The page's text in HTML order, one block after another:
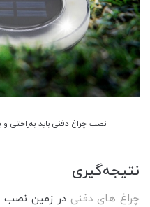
نصب چراغ‌ دفنی باید به‌راحتی
نتیجه‌گیری
چراغ های دفنی در زمین نصب